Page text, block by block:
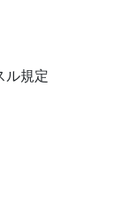
ル規定